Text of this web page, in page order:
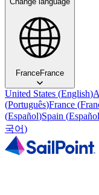
FranceFrance
United States (English)
(Português)France (
(Español)Spain (Español
국어)